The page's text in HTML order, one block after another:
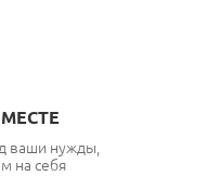
ваши нужды,
на себя